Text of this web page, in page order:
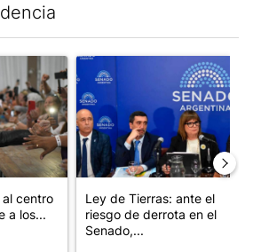
con el título "Karina Milei vuelve al
al centro
a los...
Un artículo de tendencia con
Ley de Tierras: ante el
riesgo de derrota en el
Senado,...